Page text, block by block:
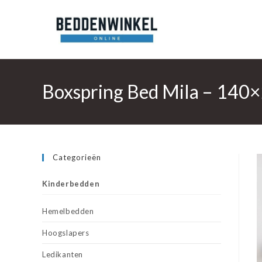
Boxspring Bed Mila –
Categorieën
Kinderbedden
Hemelbedden
Hoogslapers
Ledikanten